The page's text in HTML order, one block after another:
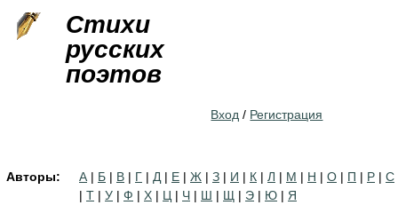
Стихи
русских
поэтов
Вход / Регистрация
Авторы: А | Б | В | Г | Д | Е | Ж | З | И | К | Л | М | Н | О | П | Р | С
| Т | У | Ф | Х | Ц | Ч | Ш | Щ | Э | Ю | Я